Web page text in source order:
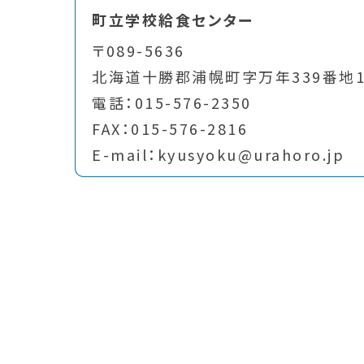
町立学校給食センター
〒089-5636
北海道十勝郡浦幌町字万年339番地
電話：015-576-2350
FAX：015-576-2816
E-mail：kyusyoku@urahoro.jp